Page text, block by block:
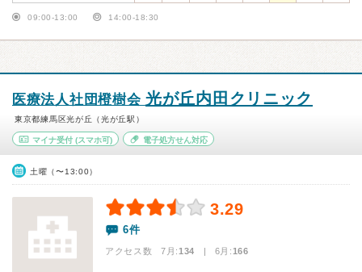
09:00-13:00 14:00-18:30
医療法人社団橙樹会 光が丘内田クリニック
東京都練馬区光が丘（光が丘駅）
マイナ受付 (スマホ可) 電子処方せん対応
土曜（〜13:00）
3.29
6件
アクセス数 7月:134 | 6月:166